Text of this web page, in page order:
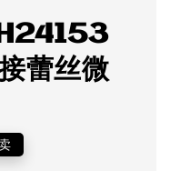
蕾丝微